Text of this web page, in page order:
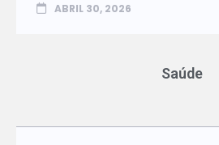
ABRIL 30, 2026
Saúde